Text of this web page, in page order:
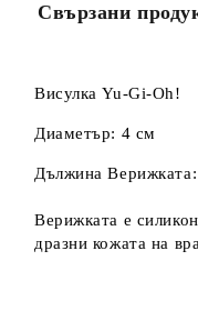
Свързани
Висулка Yu-Gi-Oh!
Диаметър: 4 см
Дължина
Верижката е
дразни кожата на